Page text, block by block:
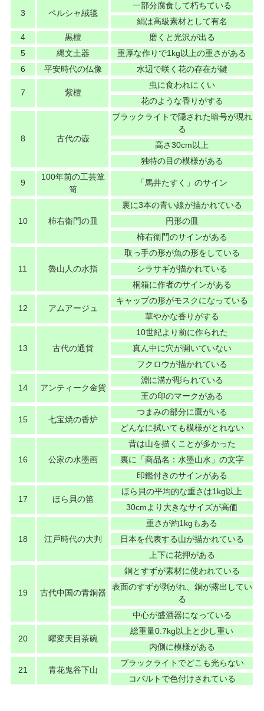
3 ペルシャ絨毯
一部分腐食して朽ちている
絹は高級素材として有名
4
黒檀
磨くと光沢が出る
5
縄文土器
重厚な作りで1kg以上の重さがある
6
平安時代の仏像 水辺で咲く花の存在が鍵
7 紫檀
虫に食われにくい
花のような香りがする
8 古代の壺
ブラックライトで隠された暗号が現れ
る
高さ30cm以上
独特の目の模様がある
9
100年前の工芸箪
笥
「馬井たすく」のサイン
10 柿右衛門の皿
裏に3本の青い線が描かれている
円形の皿
柿右衛門のサインがある
11 魯山人の水指
取っ手の形が魚の形をしている
シラサギが描かれている
桐箱に作者のサインがある
12 アムアージュ
キャップの形がモスクになっている
華やかな香りがする
13 古代の通貨
10世紀より前に作られた
真ん中に穴が開いていない
フクロウが描かれている
14 アンティーク金貨
淵に溝が彫られている
王の印のマークがある
15 七宝焼の香炉
つまみの部分に鷹がいる
どんなに拭いても模様がとれない
16 公家の水墨画
昔は山を描くことが多かった
裏に「商品名：水墨山水」の文字
印鑑付きのサインがある
17 ほら貝の笛
ほら貝の平均的な重さは1kg以上
30cmより大きなサイズが高価
18 江戸時代の大判
重さが約1kgもある
日本を代表する山が描かれている
上下に花押がある
19 古代中国の青銅器
銅とすずが素材に使われている
表面のすずが剥がれ、銅が露出してい
る
中心が盛酒器になっている
20 曜変天目茶碗
総重量0.7kg以上と少し重い
内側に模様がある
21 青花鬼谷下山
ブラックライトでどこも光らない
コバルトで色付けされている